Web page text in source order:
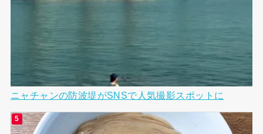
ニャチャンの防波堤がSNSで人気撮影スポットに